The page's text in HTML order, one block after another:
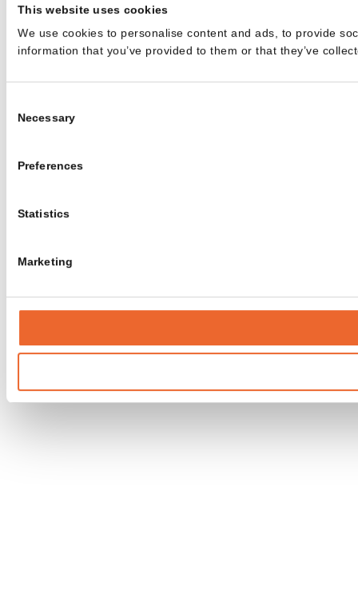
This website uses cookies
We use cookies to personalise content and ads, to provide
information that you’ve provided to them or that they’ve
Selection
Necessary
Preferences
Statistics
Marketing